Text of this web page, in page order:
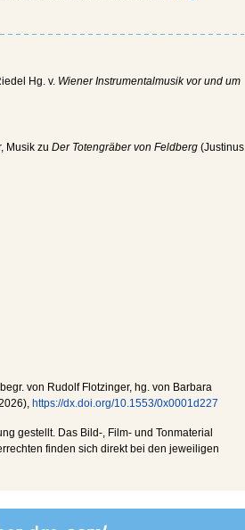
Hg. v. Wiener Instrumentalmusik vor und um
Musik zu Der Totengräber von Feldberg (Justinus
von Rudolf Flotzinger, hg. von Barbara
), https://dx.doi.org/10.1553/0x0001d227
gestellt. Das Bild-, Film- und Tonmaterial
finden sich direkt bei den jeweiligen